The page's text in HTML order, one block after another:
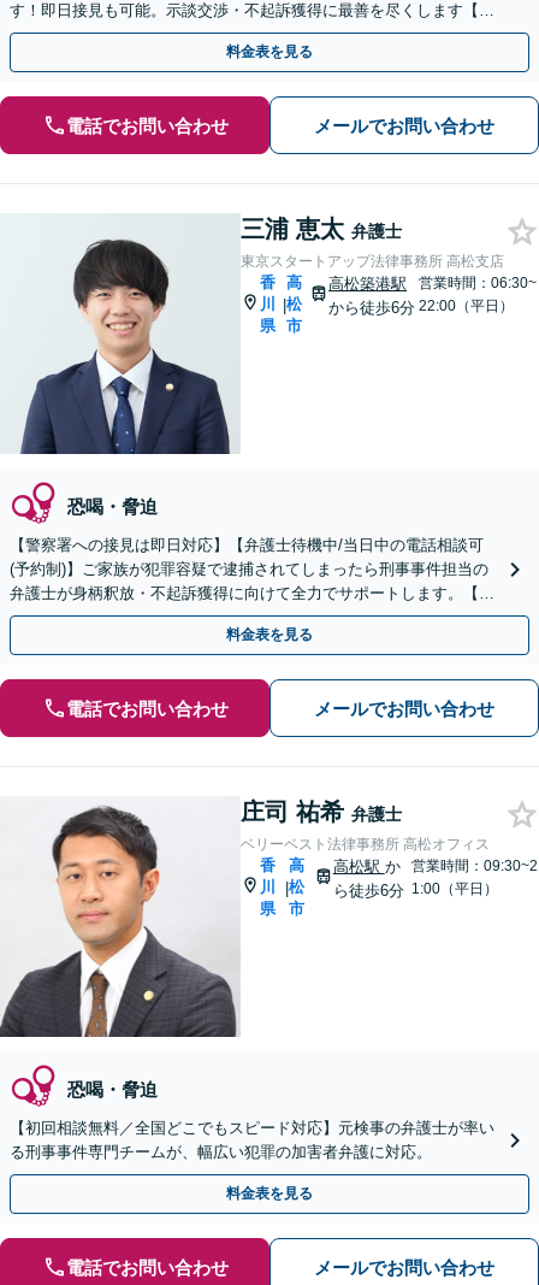
す！即日接見も可能。示談交渉・不起訴獲得に最善を尽くします【初
回面談無料】【休日／夜間面談OK（要予約）】
料金表を見る
電話でお問い合わせ メールでお問い合わせ
三浦 恵太 弁護士
東京スタートアップ法律事務所 高松支店
香
川
県
|
高
松
市
高松築港駅
から徒歩6分
営業時間：06:30~
22:00（平日）
恐喝・脅迫
【警察署への接見は即日対応】【弁護士待機中/当日中の電話相談可
(予約制)】ご家族が犯罪容疑で逮捕されてしまったら刑事事件担当の
弁護士が身柄釈放・不起訴獲得に向けて全力でサポートします。【毎
月100名以上の相談実績】【香川県対応】
料金表を見る
電話でお問い合わせ メールでお問い合わせ
庄司 祐希 弁護士
ベリーベスト法律事務所 高松オフィス
香
川
県
|
高
松
市
高松駅 か
ら徒歩6分
営業時間：09:30~2
1:00（平日）
恐喝・脅迫
【初回相談無料／全国どこでもスピード対応】元検事の弁護士が率い
る刑事事件専門チームが、幅広い犯罪の加害者弁護に対応。
料金表を見る
電話でお問い合わせ メールでお問い合わせ